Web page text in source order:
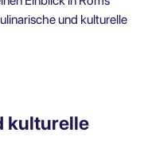
und kulturelle
kulturelle